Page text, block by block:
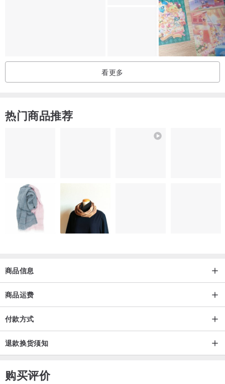
看更多
热门商品推荐
商品信息
商品运费
付款方式
退款换货须知
购买评价